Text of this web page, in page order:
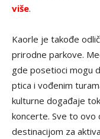
više.
Kaorle je takođe
prirodne parkove.
gde posetioci mogu
ptica i vođenim
kulturne događaje
koncerte. Sve to ovo
destinacijom za